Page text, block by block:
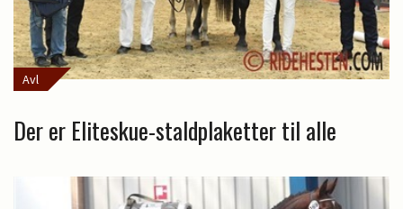
Avl
Der er Eliteskue-staldplaketter til alle